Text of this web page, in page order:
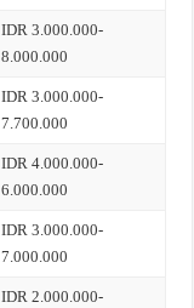
IDR 3.000.000-
8.000.000
IDR 3.000.000-
7.700.000
IDR 4.000.000-
6.000.000
IDR 3.000.000-
7.000.000
IDR 2.000.000-